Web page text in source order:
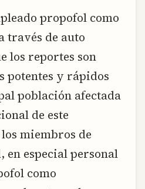
propofol como
través de auto
los reportes son
potentes y rápidos
población afectada
de este
miembros de
en especial personal
como